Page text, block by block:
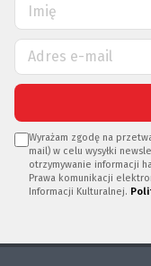
Wyrażam zgodę na
mail) w celu wysyłki
otrzymywanie informacji
Prawa komunikacji
Informacji Kulturalnej.